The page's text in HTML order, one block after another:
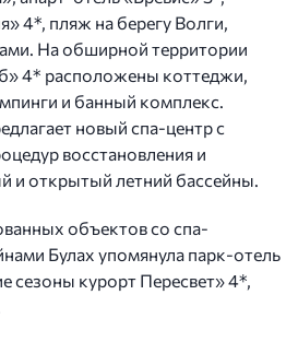
4*, пляж на берегу Волги,
На обширной территории
4* расположены коттеджи,
и банный комплекс.
новый спа-центр с
восстановления и
и открытый летний бассейны.
объектов со спа-
Булах упомянула парк-отель
сезоны курорт Пересвет» 4*,